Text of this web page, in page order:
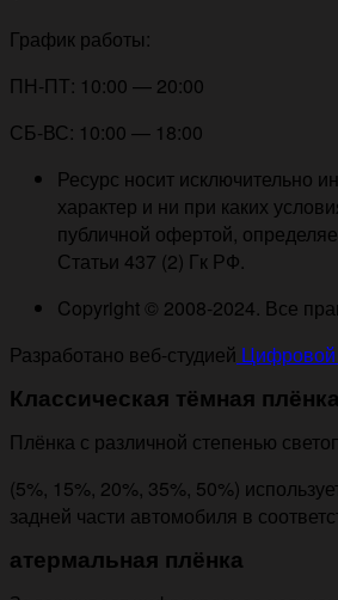
График работы:
ПН-ПТ: 10:00 — 20:00
СБ-ВС: 10:00 — 18:00
Ресурс носит исключительно
характер и ни при каких
публичной офертой,
Статьи 437 (2) Гк РФ.
Copyright © 2008-2024. Все
Разработано веб-студией Цифровой
Классическая тёмная плёнка
Плёнка с различной степенью
(5%, 15%, 20%, 35%, 50%)
задней части автомобиля в
атермальная плёнка